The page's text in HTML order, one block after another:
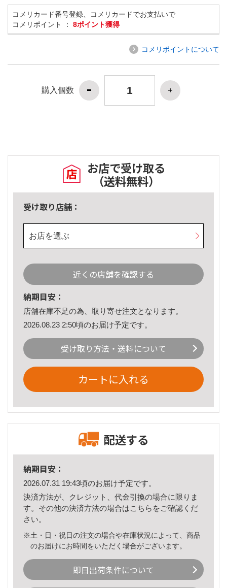
コメリカード番号登録、コメリカードでお支払いで
コメリポイント ： 8ポイント獲得
コメリポイントについて
購入個数
お店で受け取る
（送料無料）
受け取り店舗：
お店を選ぶ
近くの店舗を確認する
納期目安：
店舗在庫不足の為、取り寄せ注文となります。
2026.08.23 2:50頃のお届け予定です。
受け取り方法・送料について
カートに入れる
配送する
納期目安：
2026.07.31 19:43頃のお届け予定です。
決済方法が、クレジット、代金引換の場合に限りま
す。その他の決済方法の場合はこちら をご確認くだ
さい。
※土・日・祝日の注文の場合や在庫状況によって、商品
のお届けにお時間をいただく場合がございます。
即日出荷条件について